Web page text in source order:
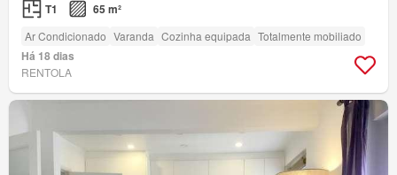
T1 65 m²
Ar Condicionado Varanda Cozinha equipada Totalmente mobiliado
Há 18 dias
RENTOLA